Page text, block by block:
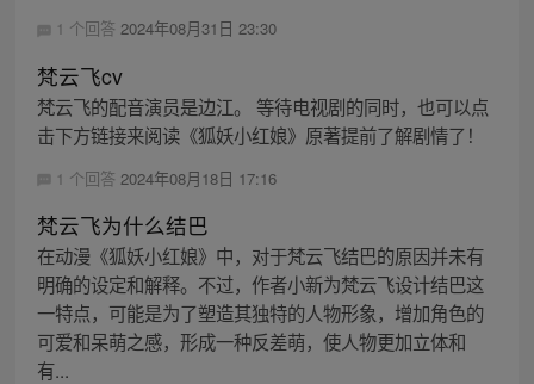
1 个回答 2024年08月31日 23:30
梵云飞cv
梵云飞的配音演员是边江。 等待电视剧的同时，也可以点
击下方链接来阅读《狐妖小红娘》原著提前了解剧情了！
1 个回答 2024年08月18日 17:16
梵云飞为什么结巴
在动漫《狐妖小红娘》中，对于梵云飞结巴的原因并未有
明确的设定和解释。不过，作者小新为梵云飞设计结巴这
一特点，可能是为了塑造其独特的人物形象，增加角色的
可爱和呆萌之感，形成一种反差萌，使人物更加立体和
有...